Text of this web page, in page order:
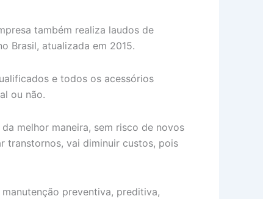
também realiza laudos de
Brasil, atualizada em 2015.
e todos os acessórios
ou não.
melhor maneira, sem risco de novos
transtornos, vai diminuir custos, pois
preventiva, preditiva,